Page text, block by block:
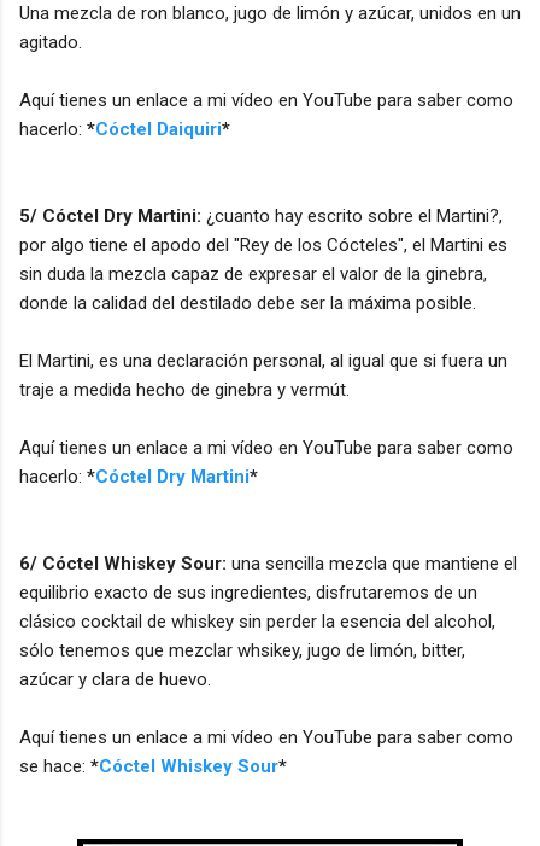
Una mezcla de ron blanco, jugo de limón y azúcar, unidos en un
agitado.
Aquí tienes un enlace a mi vídeo en YouTube para saber como
hacerlo: *Cóctel Daiquiri*
5/ Cóctel Dry Martini: ¿cuanto hay escrito sobre el Martini?,
por algo tiene el apodo del "Rey de los Cócteles", el Martini es
sin duda la mezcla capaz de expresar el valor de la ginebra,
donde la calidad del destilado debe ser la máxima posible.
El Martini, es una declaración personal, al igual que si fuera un
traje a medida hecho de ginebra y vermút.
Aquí tienes un enlace a mi vídeo en YouTube para saber como
hacerlo: *Cóctel Dry Martini*
6/ Cóctel Whiskey Sour: una sencilla mezcla que mantiene el
equilibrio exacto de sus ingredientes, disfrutaremos de un
clásico cocktail de whiskey sin perder la esencia del alcohol,
sólo tenemos que mezclar whsikey, jugo de limón, bitter,
azúcar y clara de huevo.
Aquí tienes un enlace a mi vídeo en YouTube para saber como
se hace: *Cóctel Whiskey Sour*